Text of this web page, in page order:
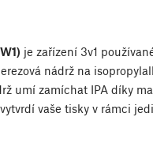
je zařízení 3v1
nádrž na
umí zamíchat IPA díky
vaše tisky v rámci